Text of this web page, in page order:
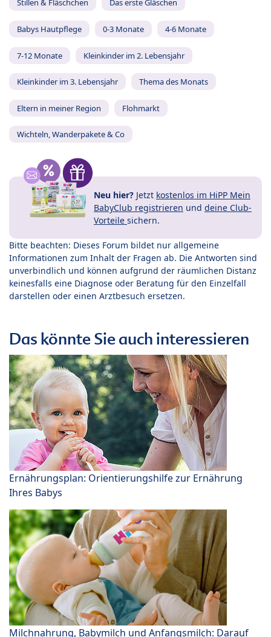
Stillen & Fläschchen Das erste Gläschen
Babys Hautpflege 0-3 Monate 4-6 Monate
7-12 Monate Kleinkinder im 2. Lebensjahr
Kleinkinder im 3. Lebensjahr Thema des Monats
Eltern in meiner Region Flohmarkt
Wichteln, Wanderpakete & Co
Neu hier? Jetzt kostenlos im HiPP Mein
BabyClub registrieren und deine Club-
Vorteile sichern.
Bitte beachten: Dieses Forum bildet nur allgemeine
Informationen zum Inhalt der Fragen ab. Die Antworten sind
unverbindlich und können aufgrund der räumlichen Distanz
keinesfalls eine Diagnose oder Beratung für den Einzelfall
darstellen oder einen Arztbesuch ersetzen.
Das könnte Sie auch interessieren
Ernährungsplan: Orientierungshilfe zur Ernährung
Ihres Babys
Milchnahrung, Babymilch und Anfangsmilch: Darauf